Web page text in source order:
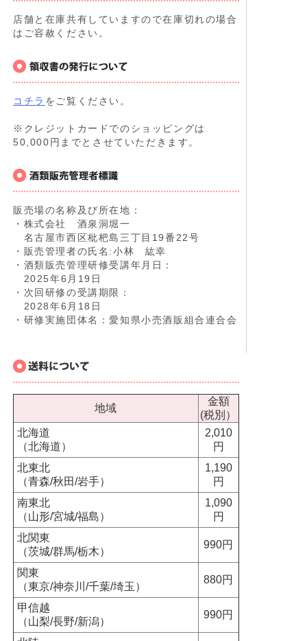
店舗と在庫共有していますので在庫切れの場合
はご容赦ください。
コチラ をご覧ください。
※クレジットカードでのショッピングは
50,000円までとさせていただきます。
販売場の名称及び所在地：
・株式会社 酒泉洞堀一
名古屋市西区枇杷島三丁目19番22号
・販売管理者の氏名:小林 紘幸
・酒類販売管理研修受講年月日：
2025年6月19日
・次回研修の受講期限：
2028年6月18日
・研修実施団体名：愛知県小売酒販組合連合会
地域
金額
(税別）
北海道
（北海道）
2,010
円
北東北
（青森/秋田/岩手）
1,190
円
南東北
（山形/宮城/福島）
1,090
円
北関東
（茨城/群馬/栃木）
990円
関東
（東京/神奈川/千葉/埼玉）
880円
甲信越
（山梨/長野/新潟）
990円